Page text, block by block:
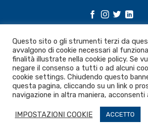
2026 UX Themes
TERMS PRIVACY
Copyright 2026 ©AM
Questo sito o gli strumenti terzi da
avvalgono di cookie necessari al
finalità illustrate nella cookie policy. Se
negare il consenso a tutti o ad alcuni
cookie settings. Chiudendo questo
questa pagina, cliccando su un link o
navigazione in altra maniera, acconsenti
IMPOSTAZIONI COOKIE ACCETTO